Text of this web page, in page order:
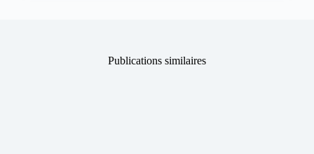
Publications similaires